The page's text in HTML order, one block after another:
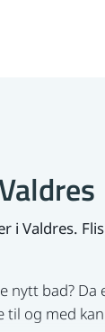
i Valdres.
nytt bad? Da
til og med